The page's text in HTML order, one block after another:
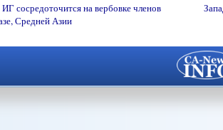
сосредоточится на вербовке членов
Средней Азии